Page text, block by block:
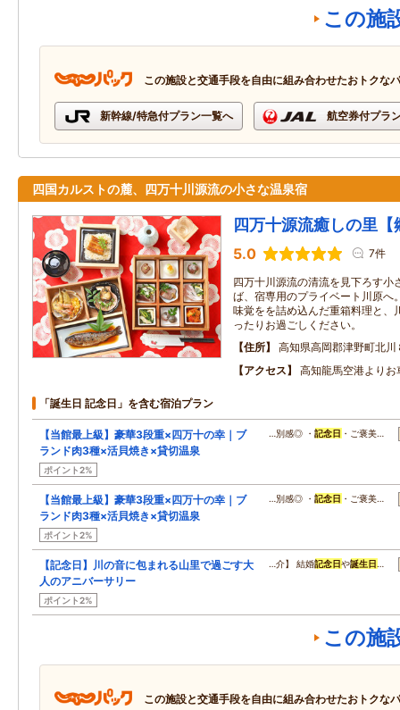
この施
この施設と交通手段を自由に組み合わせたおトクな
新幹線/特急付プラン一覧へ 航空券付プラ
四国カルストの麓、四万十川源流の小さな温泉宿
四万十源流癒しの里【
5.0 7件
四万十川源流の清流を見下ろす小
ば、宿専用のプライベート川原へ
味覚をを詰め込んだ重箱料理と、
ったりお過ごしください。
住所
高知県高岡郡津野町北川
アクセス
高知龍馬空港より
「誕生日 記念日」を含む宿泊プラン
【当館最上級】豪華3段重×四万十の幸｜ブ
ランド肉3種×活貝焼き×貸切温泉
ポイント2%
…別感◎ ・記念日 ・ご褒美…
【当館最上級】豪華3段重×四万十の幸｜ブ
ランド肉3種×活貝焼き×貸切温泉
ポイント2%
…別感◎ ・記念日 ・ご褒美…
【記念日】川の音に包まれる山里で過ごす大
人のアニバーサリー
ポイント2%
…介】 結婚記念日や誕生日 …
この施
この施設と交通手段を自由に組み合わせたおトクな